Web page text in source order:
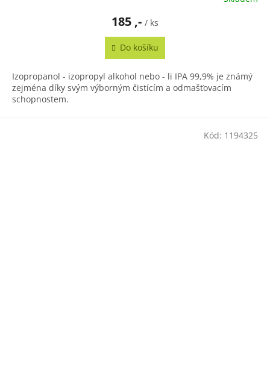
185 ,- / ks
Do košíku
Izopropanol - izopropyl alkohol nebo - li IPA 99,9% je známý
zejména díky svým výborným čistícím a odmašťovacím
schopnostem.
Kód: 1194325